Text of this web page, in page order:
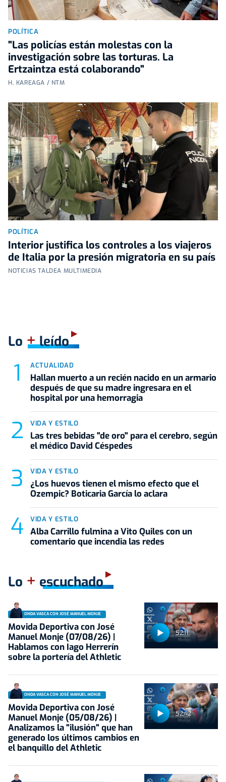
POLÍTICA
"Las policías están molestas con la
investigación sobre las torturas. La
Ertzaintza está colaborando"
H. KAREAGA / NTM
POLÍTICA
Interior justifica los controles a los viajeros
de Italia por la presión migratoria en su país
NOTICIAS TALDEA MULTIMEDIA
Lo +leído
ACTUALIDAD
Hallan muerto a un recién nacido en un armario
después de que su madre ingresara en el
hospital por una hemorragia
VIDA Y ESTILO
Las tres bebidas "de oro" para el cerebro, según
el médico David Céspedes
VIDA Y ESTILO
¿Los huevos tienen el mismo efecto que el
Ozempic? Boticaria García lo aclara
VIDA Y ESTILO
Alba Carrillo fulmina a Vito Quiles con un
comentario que incendia las redes
Lo + escuchado
52:11
ONDA VASCA CON JOSÉ MANUEL MONJE
Movida Deportiva con José
Manuel Monje (07/08/26) |
Hablamos con Iago Herrerín
sobre la portería del Athletic
52:42
ONDA VASCA CON JOSÉ MANUEL MONJE
Movida Deportiva con José
Manuel Monje (05/08/26) |
Analizamos la "ilusión" que han
generado los últimos cambios en
el banquillo del Athletic